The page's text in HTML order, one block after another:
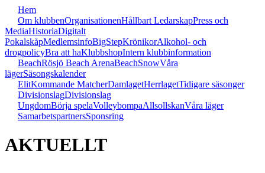
Hem
Om klubbenOrganisationenHållbart LedarskapPress och
MediaHistoriaDigitalt
PokalskåpMedlemsinfoBigStepKrönikorAlkohol- och
drogpolicyBra att haKlubbshopIntern klubbinformation
BeachRösjö Beach ArenaBeachSnowVåra
lägerSäsongskalender
ElitKommande MatcherDamlagetHerrlagetTidigare säsonger
DivisionslagDivisionslag
UngdomBörja spelaVolleybompaAllsollskanVåra läger
SamarbetspartnersSponsring
AKTUELLT